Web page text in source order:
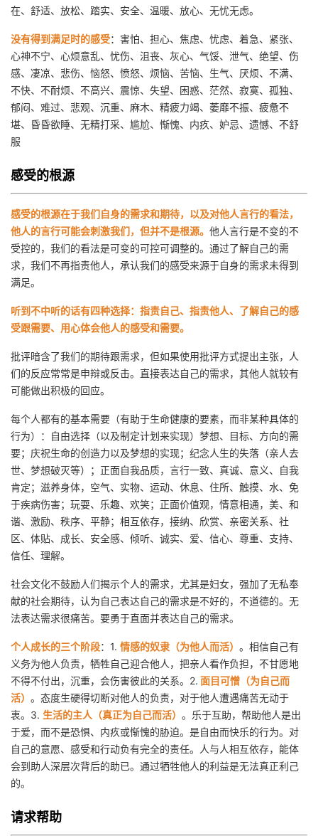
在、舒适、放松、踏实、安全、温暖、放心、无忧无虑。
没有得到满足时的感受：害怕、担心、焦虑、忧虑、着急、紧张、
心神不宁、心烦意乱、忧伤、沮丧、灰心、气馁、泄气、绝望、伤
感、凄凉、悲伤、恼怒、愤怒、烦恼、苦恼、生气、厌烦、不满、
不快、不耐烦、不高兴、震惊、失望、困惑、茫然、寂寞、孤独、
郁闷、难过、悲观、沉重、麻木、精疲力竭、萎靡不振、疲惫不
堪、昏昏欲睡、无精打采、尴尬、惭愧、内疚、妒忌、遗憾、不舒
服
感受的根源
感受的根源在于我们自身的需求和期待，以及对他人言行的看法，
他人的言行可能会刺激我们，但并不是根源。 他人言行是不变的不
受控的，我们的看法是可变的可控可调整的。通过了解自己的需
求，我们不再指责他人，承认我们的感受来源于自身的需求未得到
满足。
听到不中听的话有四种选择：指责自己、指责他人、了解自己的感
受跟需要、用心体会他人的感受和需要。
批评暗含了我们的期待跟需求，但如果使用批评方式提出主张，人
们的反应常常是申辩或反击。直接表达自己的需求，其他人就较有
可能做出积极的回应。
每个人都有的基本需要（有助于生命健康的要素，而非某种具体的
行为）：自由选择（以及制定计划来实现）梦想、目标、方向的需
要；庆祝生命的创造力以及梦想的实现；纪念人生的失落（亲人去
世、梦想破灭等）；正面自我品质，言行一致、真诚、意义、自我
肯定；滋养身体，空气、实物、运动、休息、住所、触摸、水、免
于疾病伤害；玩耍、乐趣、欢笑；正面价值观，情意相通，美、和
谐、激励、秩序、平静；相互依存，接纳、欣赏、亲密关系、社
区、体贴、成长、安全感、倾听、诚实、爱、信心、尊重、支持、
信任、理解。
社会文化不鼓励人们揭示个人的需求，尤其是妇女，强加了无私奉
献的社会期待，认为自己表达自己的需求是不好的，不道德的。无
法表达需求很痛苦。要勇于直面并表达自己的需求。
个人成长的三个阶段：1. 情感的奴隶（为他人而活） 。相信自己有
义务为他人负责，牺牲自己迎合他人，把亲人看作负担，不甘愿地
不得不付出，沉重，会伤害彼此的关系。2. 面目可憎（为自己而
活） 。态度生硬得切断对他人的负责，对于他人遭遇痛苦无动于
衷。3. 生活的主人（真正为自己而活） 。乐于互助，帮助他人是出
于爱，而不是恐惧、内疚或惭愧的胁迫。是自由而快乐的行为。对
自己的意愿、感受和行动负有完全的责任。人与人相互依存，能体
会到助人深层次背后的助已。通过牺牲他人的利益是无法真正利己
的。
请求帮助